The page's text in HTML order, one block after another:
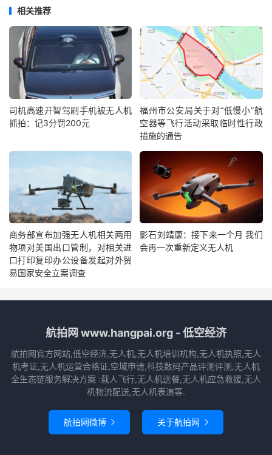
相关推荐
司机高速开智驾刷手机被无人机
抓拍：记3分罚200元
福州市公安局关于对“低慢小”航
空器等飞行活动采取临时性行政
措施的通告
商务部宣布加强无人机相关两用
物项对美国出口管制，对相关进
口打印复印办公设备发起对外贸
易国家安全立案调查
影石刘靖康：接下来一个月 我们
会再一次重新定义无人机
航拍网 www.hangpai.org - 低空经济
航拍网官方网站,低空经济,无人机,无人机培训机构,无人机执照,无人
机考证,无人机运营合格证,空域申请,科技数码产品评测评测,无人机
全生态链服务解决方案 :载人飞行,无人机送餐,无人机应急救援,无人
机物流配送,无人机表演等.
航拍网微博  关于航拍网 